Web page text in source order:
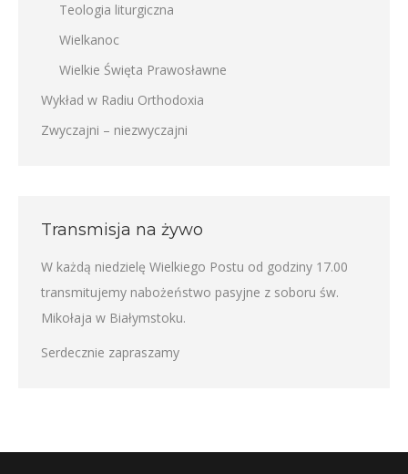
Teologia liturgiczna
Wielkanoc
Wielkie Święta Prawosławne
Wykład w Radiu Orthodoxia
Zwyczajni – niezwyczajni
Transmisja na żywo
W każdą niedzielę Wielkiego Postu od godziny 17.00
transmitujemy nabożeństwo pasyjne z soboru św.
Mikołaja w Białymstoku.
Serdecznie zapraszamy